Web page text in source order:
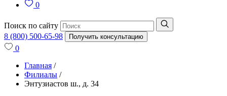
0
Поиск по сайту
8 (800) 500-65-98
Получить консультацию
0
Главная /
Филиалы /
Энтузиастов ш., д. 34